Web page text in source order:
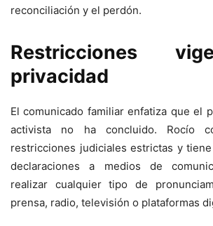
reconciliación y el perdón.
Restricciones
privacidad
El comunicado familiar enfatiza que el
activista no ha concluido. Rocío
restricciones judiciales estrictas y
declaraciones a medios de
realizar cualquier tipo de
prensa, radio, televisión o plataformas